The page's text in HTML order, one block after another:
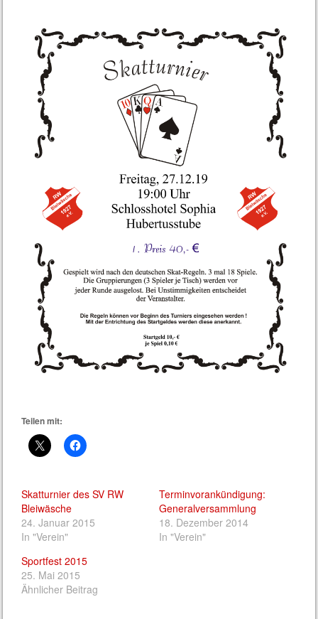
Teilen mit:
Skatturnier des SV RW
Bleiwäsche
24. Januar 2015
In "Verein"
Terminvorankündigung:
Generalversammlung
18. Dezember 2014
In "Verein"
Sportfest 2015
25. Mai 2015
Ähnlicher Beitrag